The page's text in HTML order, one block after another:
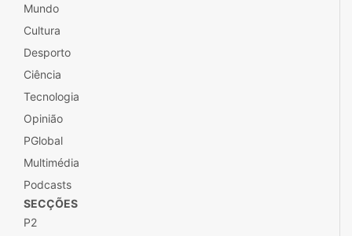
Mundo
Cultura
Desporto
Ciência
Tecnologia
Opinião
PGlobal
Multimédia
Podcasts
SECÇÕES
P2